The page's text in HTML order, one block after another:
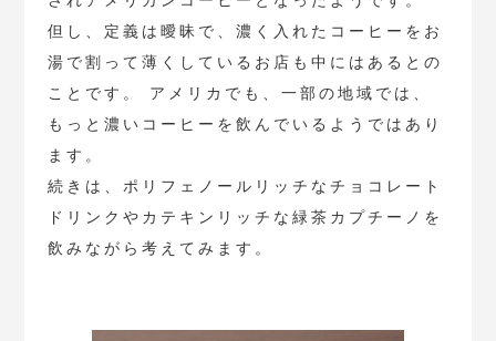
但し、定義は曖昧で、濃く入れたコーヒーをお
湯で割って薄くしているお店も中にはあるとの
ことです。 アメリカでも、一部の地域では、
もっと濃いコーヒーを飲んでいるようではあり
ます。
続きは、ポリフェノールリッチなチョコレート
ドリンクやカテキンリッチな緑茶カプチーノを
飲みながら考えてみます。